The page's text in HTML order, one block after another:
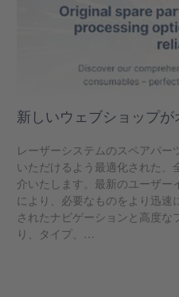
新しいウェブショップが
レーザーシステムのスペアパー
いただけるよう最適化された、
介いたします。最新のユーザー
により、必要なものをより迅速
されたナビゲーションと高度な
り、タイプ、…